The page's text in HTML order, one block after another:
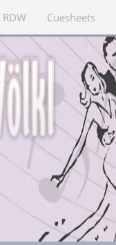
Cuesheets